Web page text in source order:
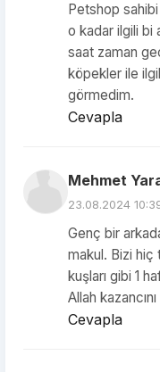
Petshop
o kadar ilgili bi
saat zaman
köpekler ile
görmedim.
Cevapla
Mehmet
23.08.2024
Genç bir
makul. Bizi hiç
kuşları gibi 1
Allah kazancını
Cevapla